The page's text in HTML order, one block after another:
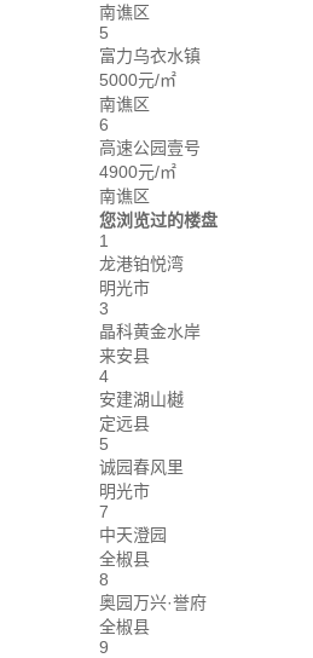
南谯区
5
富力乌衣水镇
5000元/㎡
南谯区
6
高速公园壹号
4900元/㎡
南谯区
您浏览过的楼盘
1
龙港铂悦湾
明光市
3
晶科黄金水岸
来安县
4
安建湖山樾
定远县
5
诚园春风里
明光市
7
中天澄园
全椒县
8
奥园万兴·誉府
全椒县
9